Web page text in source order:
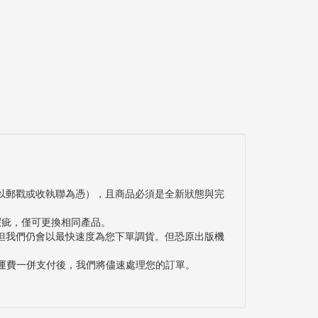
戳或收執聯為憑），且商品必須是全新狀態與完
，僅可更換相同產品。
們仍會以最快速度為您下單調貨。但恐原出版機
一併支付後，我們將儘速處理您的訂單。